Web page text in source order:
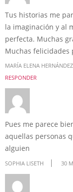
Tus historias me
la imaginación y al
perfecta. Muchas
Muchas felicidades
MARÍA ELENA
RESPONDER
Pues me parece
aquellas personas
alguien
SOPHIA LISETH 30